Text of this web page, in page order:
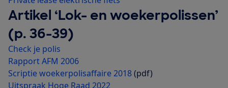
Artikel ‘Lok- en woekerpolissen’
(p. 36-39)
Check je polis
Rapport AFM 2006
Scriptie woekerpolisaffaire 2018(pdf)
Uitspraak Hoge Raad 2022